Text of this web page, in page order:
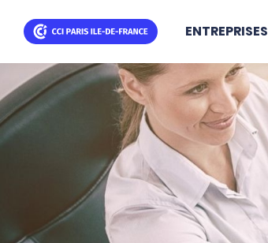
to
main
content
ENTREPRISES